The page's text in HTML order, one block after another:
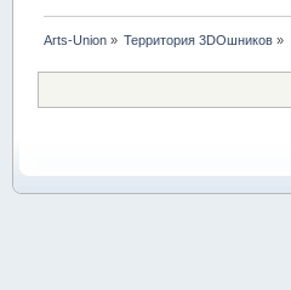
Arts-Union » Территория 3DOшников »